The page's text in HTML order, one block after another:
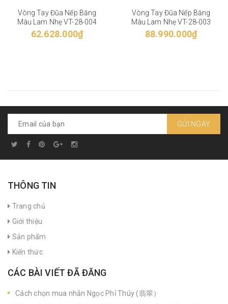
Vòng Tay Đũa Nếp Băng
Màu Lam Nhẹ VT-28-004
62.628.000₫
Vòng Tay Đũa Nếp Băng
Màu Lam Nhẹ VT-28-003
88.990.000₫
GỬI NGAY
THÔNG TIN
Trang chủ
Giới thiệu
Sản phẩm
Kiến thức
CÁC BÀI VIẾT ĐÃ ĐĂNG
Cách chọn mua nhẫn Ngọc Phỉ Thúy (翡翠）